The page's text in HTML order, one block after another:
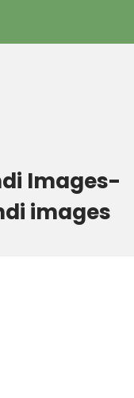
Images-
images